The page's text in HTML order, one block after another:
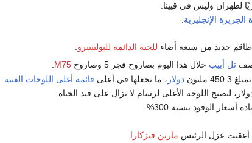
الجزيرة الإنجليزية
طاقم جديد من سبعة أضاء للجنة الدائمة للپوليتبيرو.
تل أبيب خلال هذا اليوم بصاروخ فجر 5 وصاروخ M75
.
مليون دولار ، ما يجعلها في أعلى قائمة أغلى اللوحات الفنية
الوقود بنسبة 300%.
أعقبت عزل الرئيس مارتن فيزكارا